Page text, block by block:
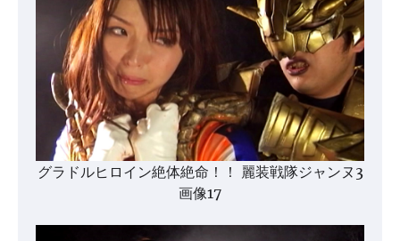
グラドルヒロイン絶体絶命！！ 麗装戦隊ジャンヌ3
画像17